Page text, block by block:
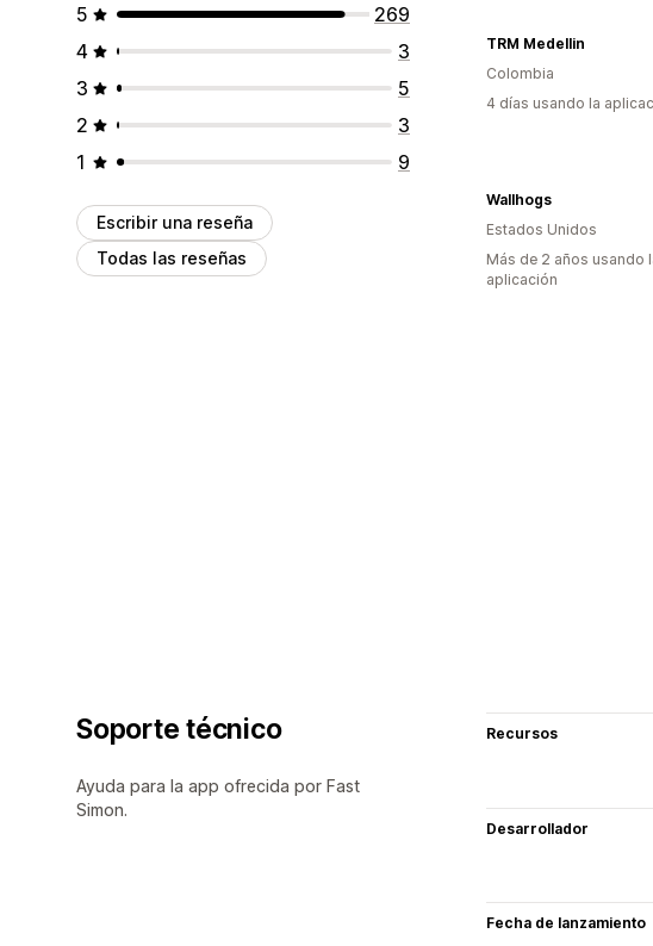
5
269
4
3
3
5
2
3
1
9
Escribir una reseña
Todas las reseñas
TRM Medellin
Colombia
4 días usando la
Wallhogs
Estados Unidos
Más de 2 años usando
aplicación
Soporte técnico
Ayuda para la app ofrecida por Fast
Simon.
Recursos
Desarrollador
Fecha de lanzamiento